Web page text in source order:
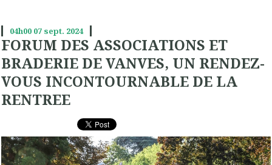
04h00 07 sept. 2024
FORUM DES ASSOCIATIONS ET
BRADERIE DE VANVES, UN RENDEZ-
VOUS INCONTOURNABLE DE LA
RENTREE